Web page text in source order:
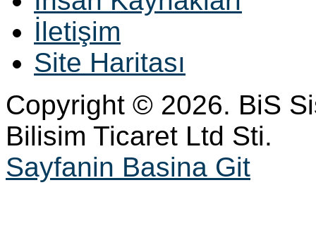
İletişim
Site Haritası
Copyright © 2026. BiS
Bilisim Ticaret Ltd Sti.
Sayfanin Basina Git